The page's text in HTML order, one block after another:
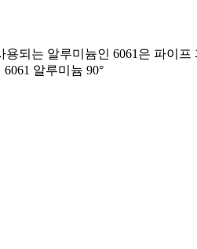
용되는 알루미늄인 6061은 파이
알루미늄 90°